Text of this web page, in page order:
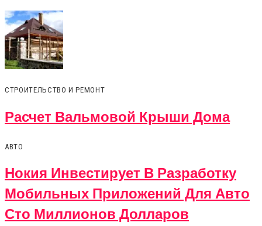
СТРОИТЕЛЬСТВО И РЕМОНТ
Расчет Вальмовой Крыши Дома
АВТО
Нокия Инвестирует В Разработку
Мобильных Приложений Для Авто
Сто Миллионов Долларов